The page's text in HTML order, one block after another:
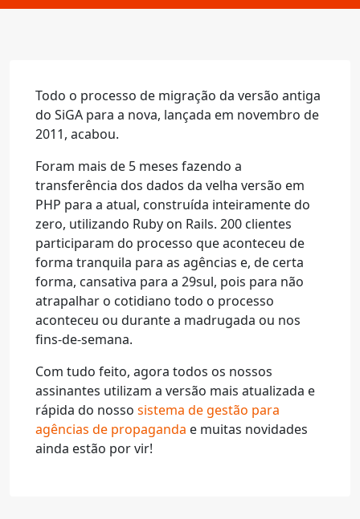
Todo o processo de migração da versão antiga
do SiGA para a nova, lançada em novembro de
2011, acabou.
Foram mais de 5 meses fazendo a
transferência dos dados da velha versão em
PHP para a atual, construída inteiramente do
zero, utilizando Ruby on Rails. 200 clientes
participaram do processo que aconteceu de
forma tranquila para as agências e, de certa
forma, cansativa para a 29sul, pois para não
atrapalhar o cotidiano todo o processo
aconteceu ou durante a madrugada ou nos
fins-de-semana.
Com tudo feito, agora todos os nossos
assinantes utilizam a versão mais atualizada e
rápida do nosso sistema de gestão para
agências de propaganda e muitas novidades
ainda estão por vir!